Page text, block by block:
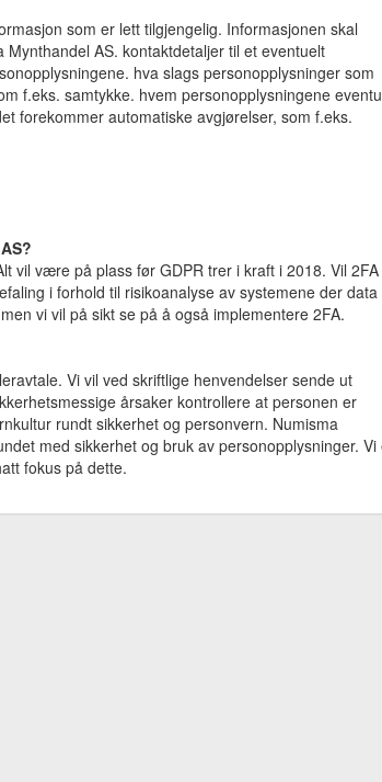
som er lett tilgjengelig. Informasjonen skal
AS. kontaktdetaljer til et eventuelt
hva slags personopplysninger som
f.eks. samtykke. hvem personopplysningene
forekommer automatiske avgjørelser, som f.eks.
vil være på plass før GDPR trer i kraft i 2018. Vil 2FA
i forhold til risikoanalyse av systemene der data
vi vil på sikt se på å også implementere 2FA.
Vi vil ved skriftlige henvendelser sende ut
årsaker kontrollere at personen er
rundt sikkerhet og personvern. Numisma
med sikkerhet og bruk av personopplysninger. Vi
fokus på dette.